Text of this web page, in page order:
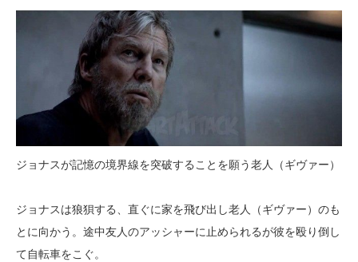
ジョナスが記憶の境界線を突破することを願う老人（ギヴァー）
ジョナスは狼狽する、直ぐに家を飛び出し老人（ギヴァー）のも
とに向かう。途中友人のアッシャーに止められるが彼を殴り倒し
て自転車をこぐ。